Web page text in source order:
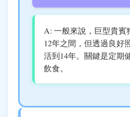
A: 一般來說，巨型貴賓
12年之間，但透過良好
活到14年。關鍵是定期
飲食。